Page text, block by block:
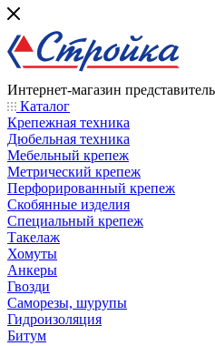
Интернет-магазин
Каталог
Крепежная техника
Дюбельная техника
Мебельный крепеж
Метрический крепеж
Перфорированный крепеж
Скобянные изделия
Специальный крепеж
Такелаж
Хомуты
Анкеры
Гвозди
Саморезы, шурупы
Гидроизоляция
Битум